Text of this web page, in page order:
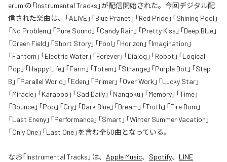
erumiの「Instrumental Tracks」が配信開始された。今回デジタル配
信された楽曲は、「ALIVE」「Blue Pranet」「Red Pride」「Shining Pool」
「No Problem」「Pure Sound」「Candy Rain」「Pretty Kiss」「Deep Blue」
「Green Field」「Short Story」「Fool」「Horizon」「Imagination」
「Fantom」「Electric Water」「Forever」「Dialog」「Robot」「Logical
Pop」「Happy Life」「Farm」「Totem」「Strange」「Purple Dot」「Step
B」「Parallel World」「Eden」「Primer」「Over Work」「Lucky Star」
「Miracle」「Karappo」「Sad Daily」「Nangoku」「Memory」「Time」
「Bounce」「Pop」「Cry」「Dark Blue」「Dream」「Truth」「Fire Bom」
「Last Eneny」「Performance」「Smart」「Winter Summer Vacation」
「Only One」「Last One」を含む全50曲となっている。
なお「Instrumental Tracks 」は、 Apple Music、 Spotify、 LINE